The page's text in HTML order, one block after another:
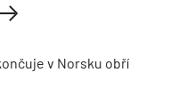
v Norsku obří